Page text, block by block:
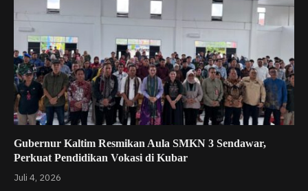
Gubernur Kaltim Resmikan Aula SMKN 3 Sendawar,
Perkuat Pendidikan Vokasi di Kubar
Juli 4, 2026